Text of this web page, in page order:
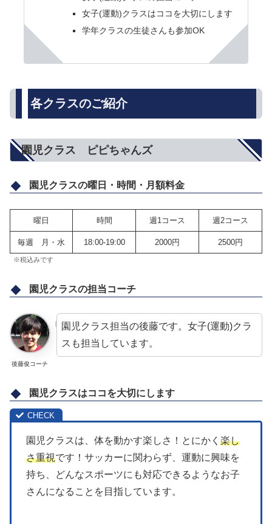
女子(運動)クラスはココを大切にします
学年クラスの生徒さんも参加OK
各クラスのご紹介
園児クラス ピピちゃんズ
園児クラスの曜日・時間・月額料金
曜日 時間 週1コース 週2コース
毎週 月・水 18:00-19:00 2000円 2500円
※税込みです
園児クラスの担当コーチ
後藤俊コーチ
園児クラス担当の後藤です。女子(運動)クラ
スも担当しています。
園児クラスはココを大切にします
園児クラスは、体を動かす楽しさ！とにかく 楽し
さ重視です！サッカーに関わらず、運動に興味を
持ち、どんなスポーツにも対応できるようなお子
さんになることを目指しています。